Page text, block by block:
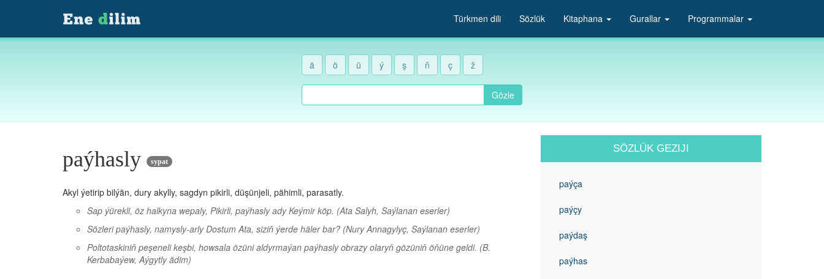
Türkmen dili Sözlük Kitaphana Gurallar Programmalar
ä ö ü ý ş ň ç ž
Gözle
paýhasly sypat
Akyl ýetirip bilýän, dury akylly, sagdyn pikirli, düşünjeli, pähimli, parasatly.
Sap ýürekli, öz halkyna wepaly, Pikirli, paýhasly ady Keýmir köp. (Ata Salyh, Saýlanan eserler)
Sözleri paýhasly, namysly-arly Dostum Ata, siziň ýerde häler bar? (Nury Annagylyç, Saýlanan eserler)
Poltotaskiniň peşeneli keşbi, howsala özüni aldyrmaýan paýhasly obrazy olaryň gözüniň öňüne geldi. (B.
Kerbabaýew, Aýgytly ädim)
SÖZLÜK GEZIJI
paýça
paýçy
paýdaş
paýhas